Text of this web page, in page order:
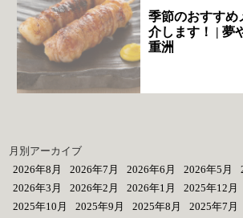
季節のおすすめ
介します！ | 夢
重洲
月別アーカイブ
2026年8月
2026年7月 2026年6月 2026年5月
2026年3月
2026年2月 2026年1月 2025年12月
2025年10月
2025年9月 2025年8月 2025年7月